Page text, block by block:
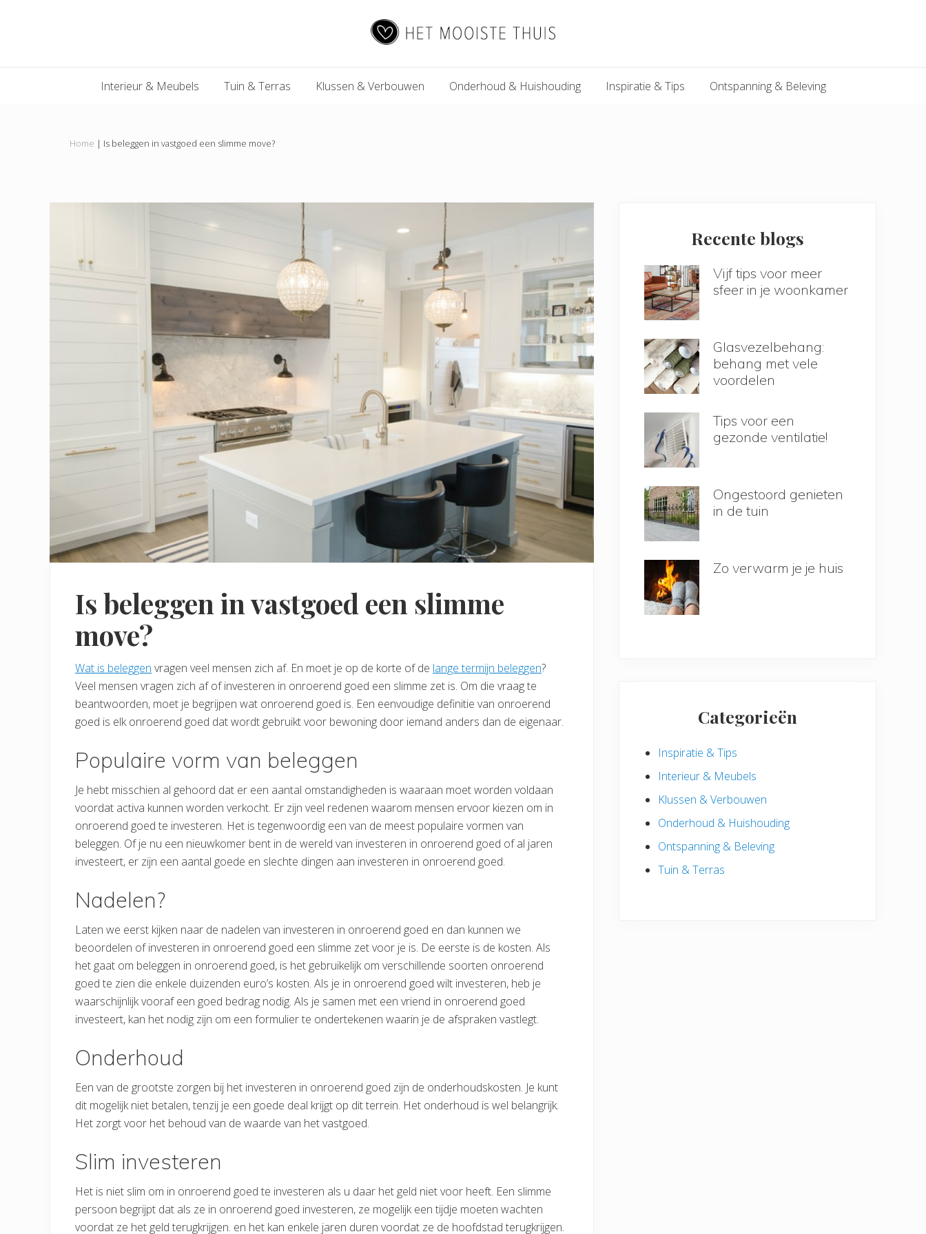
Mooiste
Interieur & Meubels Tuin & Terras Klussen & Verbouwen Onderhoud & Huishouding Inspiratie & Tips Ontspanning & Beleving
Home | Is beleggen in vastgoed een slimme move?
Is beleggen in vastgoed een slimme
move?
Wat is beleggen vragen veel mensen zich af. En moet je op de korte of de lange termijn beleggen?
Veel mensen vragen zich af of investeren in onroerend goed een slimme zet is. Om die vraag te
beantwoorden, moet je begrijpen wat onroerend goed is. Een eenvoudige definitie van onroerend
goed is elk onroerend goed dat wordt gebruikt voor bewoning door iemand anders dan de eigenaar.
Populaire vorm van beleggen
Je hebt misschien al gehoord dat er een aantal omstandigheden is waaraan moet worden voldaan
voordat activa kunnen worden verkocht. Er zijn veel redenen waarom mensen ervoor kiezen om in
onroerend goed te investeren. Het is tegenwoordig een van de meest populaire vormen van
beleggen. Of je nu een nieuwkomer bent in de wereld van investeren in onroerend goed of al jaren
investeert, er zijn een aantal goede en slechte dingen aan investeren in onroerend goed.
Nadelen?
Laten we eerst kijken naar de nadelen van investeren in onroerend goed en dan kunnen we
beoordelen of investeren in onroerend goed een slimme zet voor je is. De eerste is de kosten. Als
het gaat om beleggen in onroerend goed, is het gebruikelijk om verschillende soorten onroerend
goed te zien die enkele duizenden euro’s kosten. Als je in onroerend goed wilt investeren, heb je
waarschijnlijk vooraf een goed bedrag nodig. Als je samen met een vriend in onroerend goed
investeert, kan het nodig zijn om een ​​formulier te ondertekenen waarin je de afspraken vastlegt.
Onderhoud
Een van de grootste zorgen bij het investeren in onroerend goed zijn de onderhoudskosten. Je kunt
dit mogelijk niet betalen, tenzij je een goede deal krijgt op dit terrein. Het onderhoud is wel belangrijk.
Het zorgt voor het behoud van de waarde van het vastgoed.
Slim investeren
Het is niet slim om in onroerend goed te investeren als u daar het geld niet voor heeft. Een slimme
persoon begrijpt dat als ze in onroerend goed investeren, ze mogelijk een tijdje moeten wachten
voordat ze het geld terugkrijgen. en het kan enkele jaren duren voordat ze de hoofdstad terugkrijgen.
Recente blogs
Vijf tips voor meer
sfeer in je woonkamer
Glasvezelbehang:
behang met vele
voordelen
Tips voor een
gezonde ventilatie!
Ongestoord genieten
in de tuin
Zo verwarm je je huis
Categorieën
Inspiratie & Tips
Interieur & Meubels
Klussen & Verbouwen
Onderhoud & Huishouding
Ontspanning & Beleving
Tuin & Terras